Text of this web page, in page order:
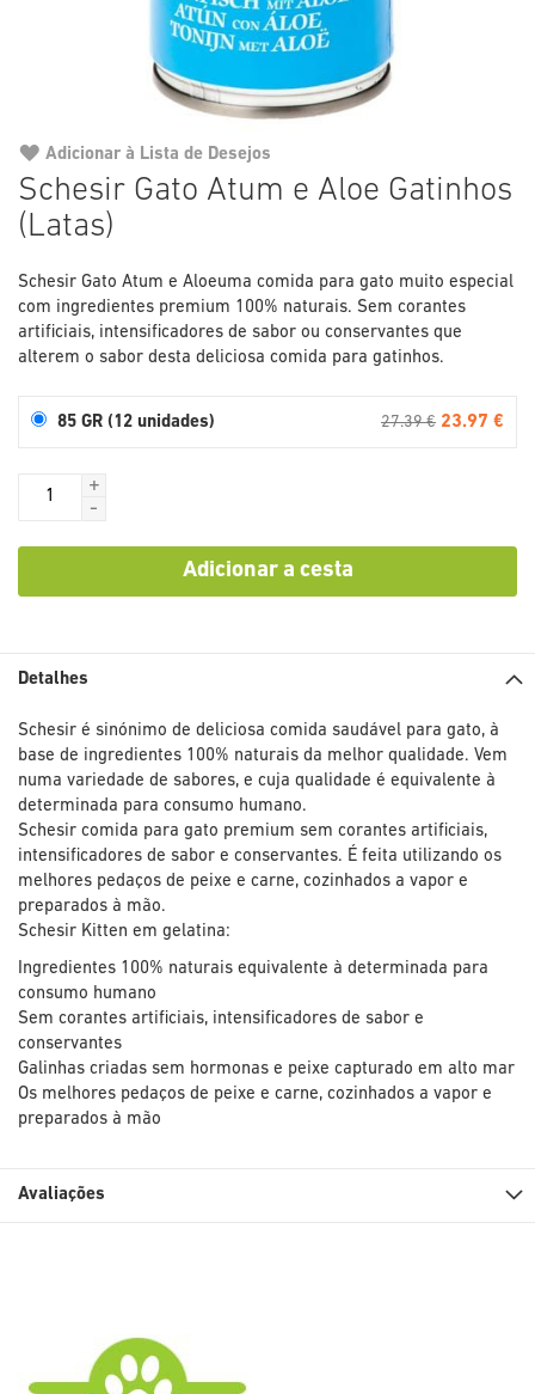
Schesir Gato Atum e Aloe Gatinhos
(Latas)
Schesir Gato Atum e Aloeuma comida para gato muito especial
com ingredientes premium 100% naturais. Sem corantes
artificiais, intensificadores de sabor ou conservantes que
alterem o sabor desta deliciosa comida para gatinhos.
85 GR (12 unidades) 27.39 € 23.97 €
+
-
Adicionar a cesta
Adicionar à Lista de Desejos
para
Galeria
de
imagens
Detalhes
Schesir é sinónimo de deliciosa comida saudável para gato, à
base de ingredientes 100% naturais da melhor qualidade. Vem
numa variedade de sabores, e cuja qualidade é equivalente à
determinada para consumo humano.
Schesir comida para gato premium sem corantes artificiais,
intensificadores de sabor e conservantes. É feita utilizando os
melhores pedaços de peixe e carne, cozinhados a vapor e
preparados à mão.
Schesir Kitten em gelatina:
Ingredientes 100% naturais equivalente à determinada para
consumo humano
Sem corantes artificiais, intensificadores de sabor e
conservantes
Galinhas criadas sem hormonas e peixe capturado em alto mar
Os melhores pedaços de peixe e carne, cozinhados a vapor e
preparados à mão
Avaliações